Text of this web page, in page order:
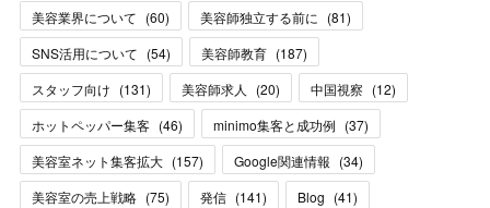
美容業界について (60) 美容師独立する前に (81)
SNS活用について (54) 美容師教育 (187)
スタッフ向け (131) 美容師求人 (20) 中国視察 (12)
ホットペッパー集客 (46) minimo集客と成功例 (37)
美容室ネット集客拡大 (157) Google関連情報 (34)
美容室の売上戦略 (75) 発信 (141) Blog (41)